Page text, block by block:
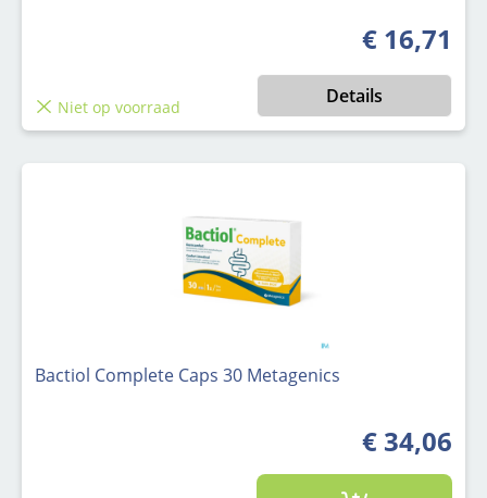
Normale
€ 16,71
Niet op voorraad Details
Bactiol Complete Caps 30 Metagenics
€ 34,06